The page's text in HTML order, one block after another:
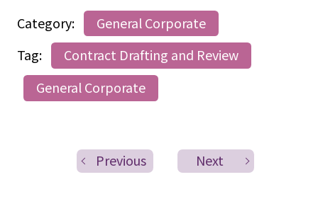
Category:
General Corporate
Tag:
Contract Drafting and Review
General Corporate
Previous Next